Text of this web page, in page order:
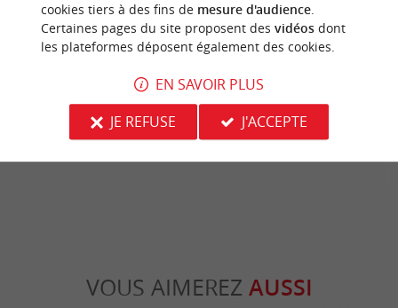
Plage de Bélisaire
C'est une plage qui est installée sur le bassin
d'Arcachon, on est à proximité de la pointe avec
son phare et on ...
Plage de la Vigne
au bord du ...
VOUS AIMEREZ AUSSI
cookies tiers à des fins de mesure d'audience.
Certaines pages du site proposent des vidéosdont
les plateformes déposent également des cookies.
EN SAVOIR PLUS
JE REFUSE
J'ACCEPTE